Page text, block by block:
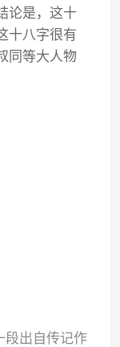
论是，这十
十八字很有
同等大人物
段出自传记作